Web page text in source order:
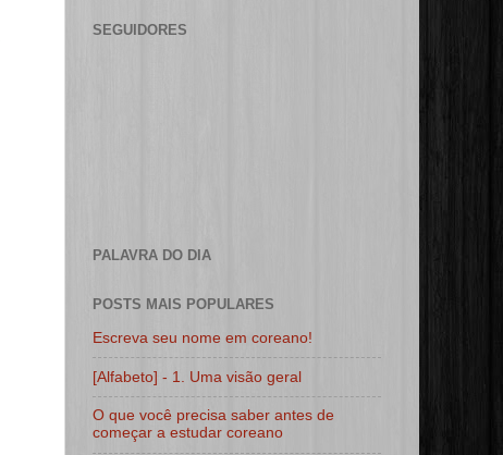
SEGUIDORES
PALAVRA DO DIA
POSTS MAIS POPULARES
Escreva seu nome em coreano!
[Alfabeto] - 1. Uma visão geral
O que você precisa saber antes de
começar a estudar coreano